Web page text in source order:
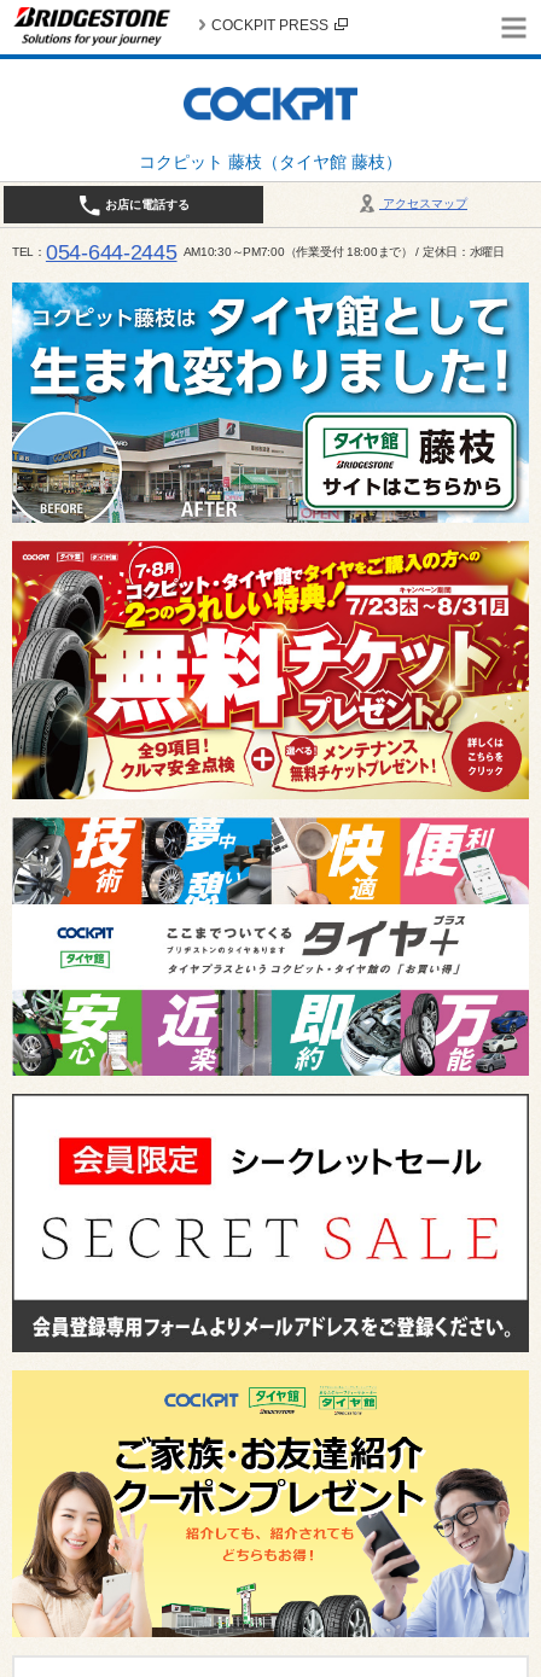
コクピット 藤枝（タイヤ館 藤枝）
COCKPIT PRESS
アクセスマップ
お店に電話する
TEL 054-644-2445 AM10:30～PM7:00（作業受付 18:00まで） / 定休日：水曜日